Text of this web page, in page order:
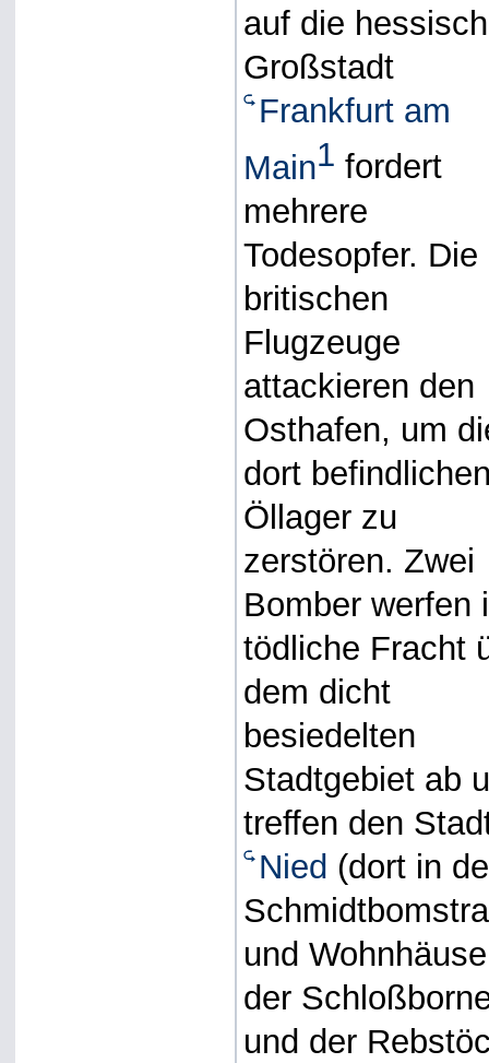
auf die
Großstadt
Frankfurt am
Main1 fordert
mehrere
Todesopfer. Die
britischen
Flugzeuge
attackieren den
Osthafen, um
dort
Öllager zu
zerstören. Zwei
Bomber werfen
tödliche Fracht
dem dicht
besiedelten
Stadtgebiet ab
treffen den
Nied (dort in
und
der
und der